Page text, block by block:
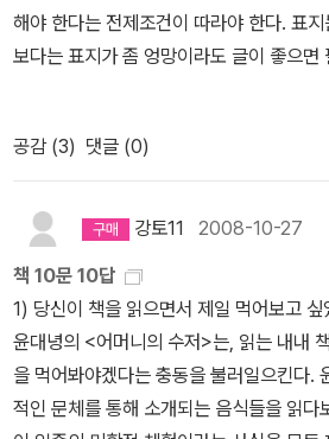
선장이다. 구약성서에 등장하는 악한 왕 '
인데, 정신이 온전하지 못했던 어머니가
평생 따라다닌 것으로 묘사된다.구약성서
벨' 역시 부창부수로 갖가지 악행을 저지르
이작 아시모프의 <강철 도시>에는 주인공
어식 이름인 '제저벨'을 부여받은 까닭에
나쁜 사람은 아니었지만 이름 때문에 사람
기도 모르게 나쁜 쪽으로 이끌리게 되었다
이해하자면 어쩌다 본명이 '장희빈'인 여학
지만 친구들의 놀림을 견디지 못해 진짜
고나 할까. 그렇다면 우리나라의 숱한 동
어떻게 될지 궁금하다. 물론 동명이인 '차
장점들로 미국 현대 문학의 출발점이 됐다
류가 탐색하고 축적해 온 지식들, 우주와
지 담고 있다.3. 세계를 말하다3-1. 수산업
아닌 수산업 코너에 진열되는 수모를 겪기도
터 『모비 딕』을 논하는 작가와 평론가의
했다. 이후 서머싯 몸이 선정한 세계 10대
세계 100대 문학 작품 등에 이름을 올렸다
세계적인 커피 체인점 ‘스타벅스’는 『모비
사 스타벅에서 비롯된 이름이다. 『모비 딕
로잡혀 날뛰는 에이하브 선장을 설득하려
다.스타벅스가 스타벅 이름을 사용한 것은
입니다.그러고보니 빅 짐이라는 이름이
를 연상케 하는 군요.책의 내용을 언급하
에릭의 연상케하는 상황에 등장되었어요.
한 내용을 담을거라 생각할지 모르지만, 책
텐데, 그중에 오즈의 마법사의 착한 마녀
네요. 만약 저라면, 왠지 나쁜 마녀 분장하
r'를 읽을때 '모비딕'이 나왔는데, '언더 더
요.미친 주니어가 바비를 죽이기 위해 경
기를 내어 모비딕에서 나온 항해사 스터브
든 나는 웃으며 나아가리라'라고 말합니다.
해야 한다는 전제조건이 따라야 한다. 표
보다는 표지가 좀 엉망이라도 글이 좋으면
다. 판매 부수를 늘리거나 독자의 선택권
록이나 책을 읽는데 참고가 될 만한 도표,
입하는 것도 있으나 여기서 이런 것은 논
지나 개인적인 생각일 뿐이며 현재까지
로 골라 본 표지는 허먼 멜빌(Herman
Dick)>이다. (The Whale이란 제목을 쓰
경>이란 이름으로도 알려진 고전이다. 표
얼마만큼 잘 묘사하느냐가 관건이다. 여기
로서의 모든 연령계층의 관심을 끌 수 있는 표
공감 (3) 댓글 (0)
강토11 2008-10-27
책 10문 10답
1) 당신이 책을 읽으면서 제일 먹어보고
윤대녕의 <어머니의 수저>는, 읽는 내내
을 먹어봐야겠다는 충동을 불러일으킨다.
적인 문체를 통해 소개되는 음식들을 읽다